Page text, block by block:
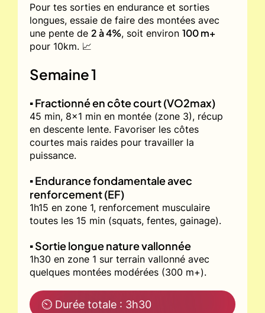
Pour tes sorties en endurance et sorties
longues, essaie de faire des montées avec
une pente de 2 à 4%, soit environ 100 m+
pour 10km. 📈
Semaine 1
▪️ Fractionné en côte court (VO2max)
45 min, 8x1 min en montée (zone 3), récup
en descente lente. Favoriser les côtes
courtes mais raides pour travailler la
puissance.
▪️ Endurance fondamentale avec
renforcement (EF)
1h15 en zone 1, renforcement musculaire
toutes les 15 min (squats, fentes, gainage).
▪️ Sortie longue nature vallonnée
1h30 en zone 1 sur terrain vallonné avec
quelques montées modérées (300 m+).
⏲ Durée totale : 3h30